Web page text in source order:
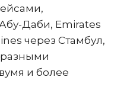
Даби, Emirates
через Стамбул,
и более